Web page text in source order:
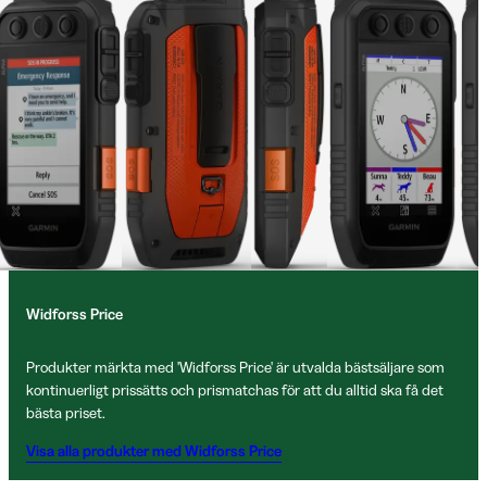
Widforss Price
Produkter märkta med 'Widforss Price' är utvalda bästsäljare som
kontinuerligt prissätts och prismatchas för att du alltid ska få det
bästa priset.
Visa alla produkter med Widforss Price